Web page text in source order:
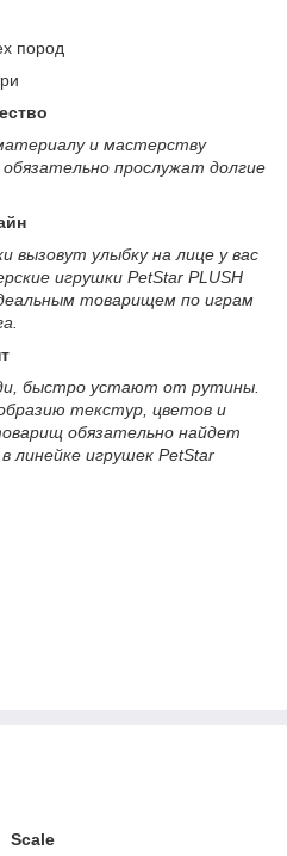
пород
и мастерству
прослужат долгие
вызовут улыбку на лице у вас
игрушки PetStar PLUSH
товарищем по играм
быстро устают от рутины.
текстур, цветов и
обязательно найдет
линейке игрушек PetStar
Scale